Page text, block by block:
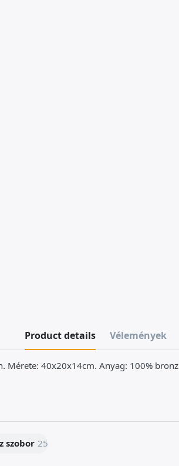
Product details Vélemények
Mérete: 40x20x14cm. Anyag: 100% bronz
szobor 25